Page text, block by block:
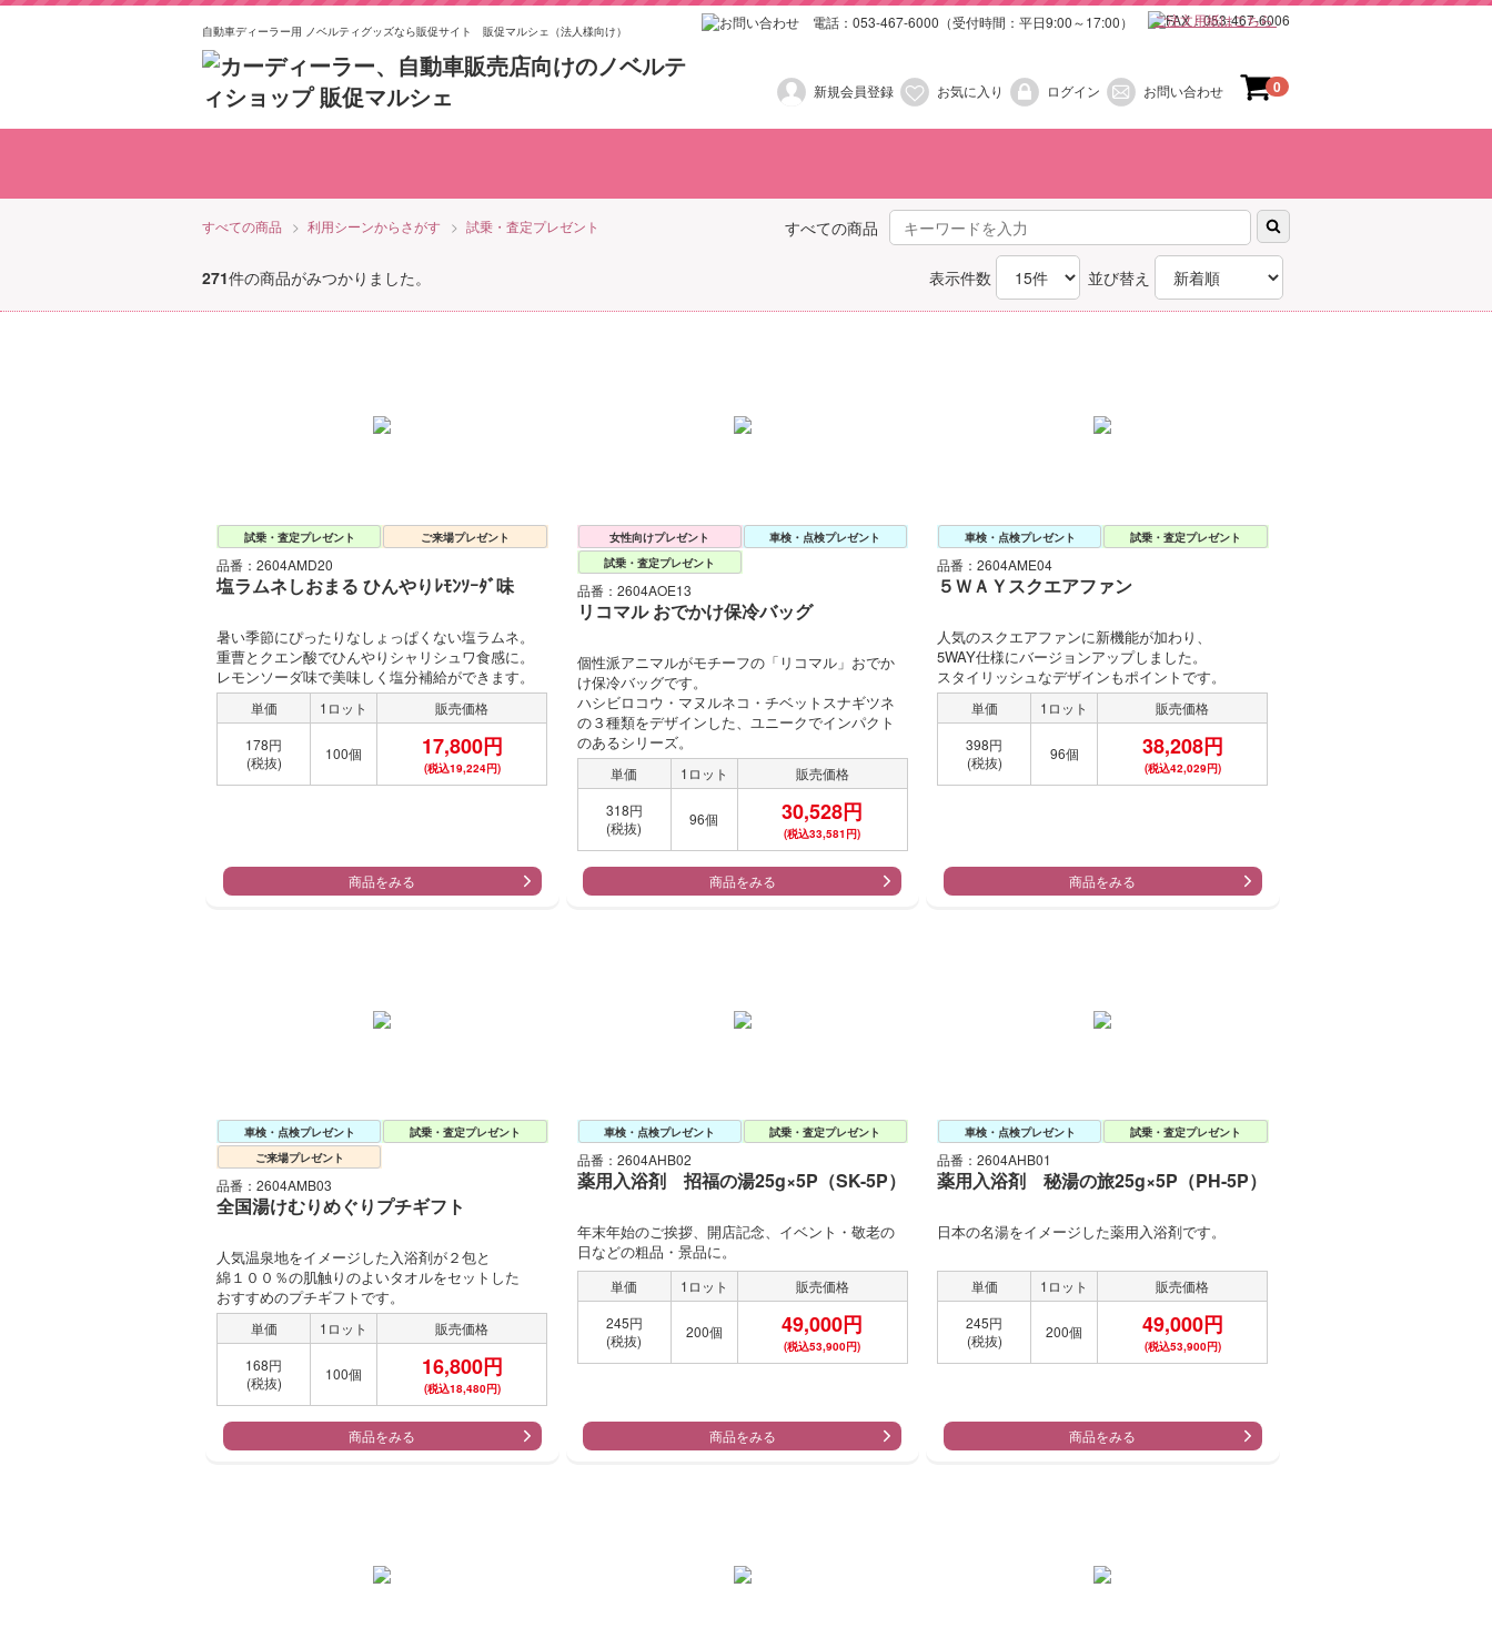
自動車ディーラー用 ノベルティグッズなら販促サイト 販促マルシェ（法人様向け）
0
ご注文用紙はこちら
新規会員登録 お気に入り ログイン お問い合わせ
日用品
食品
食器
雑貨
おもちゃ
お菓子
イベント
POP 100円以下（税抜き）
101円～200円（税抜き）
201円～300円（税抜き）
301円～400円（税抜き）
401円〜500円（税抜き）
501円〜1,000円（税抜き）
1,001円〜2,000円（税抜き）
2,001円〜3,000円（税抜き）
3,001円以上（税抜き）
すべての商品
すべての商品 利用シーンからさがす 試乗・査定プレゼント
271件の商品がみつかりました。 表示件数 並び替え
試乗・査定プレゼント ご来場プレゼント
品番：2604AMD20
塩ラムネしおまる ひんやりﾚﾓﾝｿｰﾀﾞ味
暑い季節にぴったりなしょっぱくない塩ラムネ。
重曹とクエン酸でひんやりシャリシュワ食感に。
レモンソーダ味で美味しく塩分補給ができます。
単価 1ロット
販売価格
178円
(税抜)
100個 17,800円
(税込19,224円)
商品をみる
女性向けプレゼント
車検・点検プレゼント
試乗・査定プレゼント
品番：2604AOE13
リコマル おでかけ保冷バッグ
個性派アニマルがモチーフの「リコマル」おでか
け保冷バッグです。
ハシビロコウ・マヌルネコ・チベットスナギツネ
の３種類をデザインした、ユニークでインパクト
のあるシリーズ。
単価 1ロット
販売価格
318円
(税抜)
96個 30,528円
(税込33,581円)
商品をみる
車検・点検プレゼント 試乗・査定プレゼント
品番：2604AME04
５ＷＡＹスクエアファン
人気のスクエアファンに新機能が加わり、
5WAY仕様にバージョンアップしました。
スタイリッシュなデザインもポイントです。
単価 1ロット
販売価格
398円
(税抜)
96個 38,208円
(税込42,029円)
商品をみる
車検・点検プレゼント
試乗・査定プレゼント
ご来場プレゼント
品番：2604AMB03
全国湯けむりめぐりプチギフト
人気温泉地をイメージした入浴剤が２包と
綿１００％の肌触りのよいタオルをセットした
おすすめのプチギフトです。
単価 1ロット
販売価格
168円
(税抜)
100個 16,800円
(税込18,480円)
商品をみる
車検・点検プレゼント 試乗・査定プレゼント
品番：2604AHB02
薬用入浴剤 招福の湯25g×5P（SK-5P）
年末年始のご挨拶、開店記念、イベント・敬老の
日などの粗品・景品に。
単価 1ロット
販売価格
245円
(税抜)
200個 49,000円
(税込53,900円)
商品をみる
車検・点検プレゼント 試乗・査定プレゼント
品番：2604AHB01
薬用入浴剤 秘湯の旅25g×5P（PH-5P）
日本の名湯をイメージした薬用入浴剤です。
単価 1ロット
販売価格
245円
(税抜)
200個 49,000円
(税込53,900円)
商品をみる